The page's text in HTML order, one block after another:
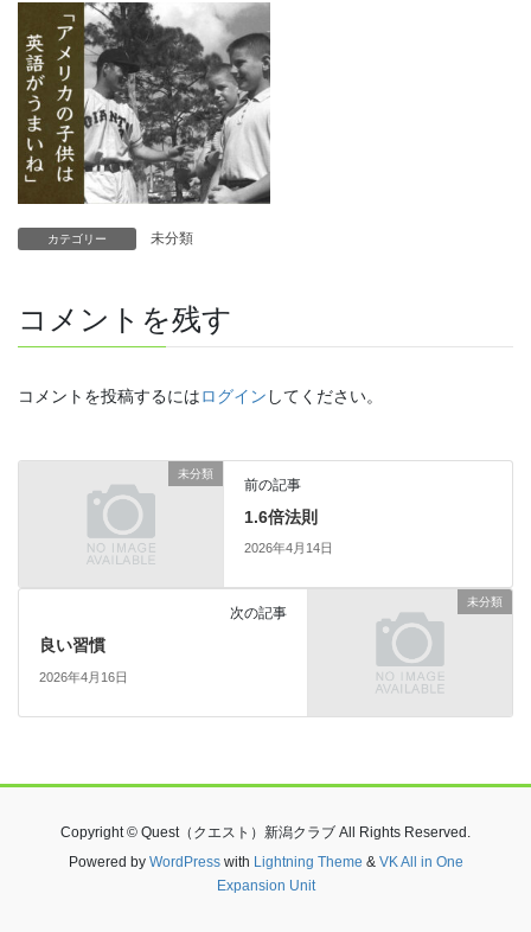
カテゴリー 未分類
コメントを残す
コメントを投稿するにはログイン してください。
未分類
前の記事
1.6倍法則
2026年4月14日
未分類
次の記事
良い習慣
2026年4月16日
Copyright © Quest（クエスト）新潟クラブ All Rights Reserved.
Powered by WordPresswith Lightning Theme & VK All in One
Expansion Unit